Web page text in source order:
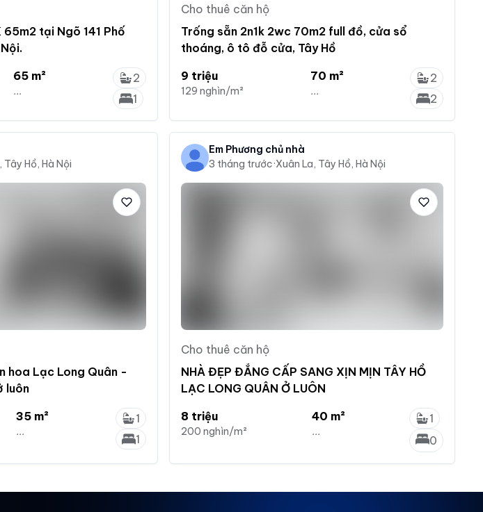
65m2 tại Ngõ 141 Phố
65 m²
...
2
1
Cho thuê căn hộ
Trống sẵn 2n1k 2wc 70m2 full đồ, cửa sổ
thoáng, ô tô đỗ cửa, Tây Hồ
9 triệu
129 nghìn/m²
70 m²
...
2
2
Tây Hồ, Hà Nội
hoa Lạc Long Quân -
luôn
35 m²
...
1
1
Em Phương chủ nhà
3 tháng trước·Xuân La, Tây Hồ, Hà Nội
Cho thuê căn hộ
NHÀ ĐẸP ĐẲNG CẤP SANG XỊN MỊN TÂY HỒ
LẠC LONG QUÂN Ở LUÔN
8 triệu
200 nghìn/m²
40 m²
...
1
0